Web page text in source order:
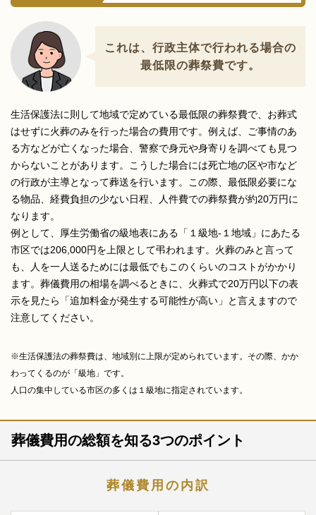
これは、行政主体で行われる場合の
最低限の葬祭費です。
生活保護法に則して地域で定めている最低限の葬祭費で、お葬式
はせずに火葬のみを行った場合の費用です。例えば、ご事情のあ
る方などが亡くなった場合、警察で身元や身寄りを調べても見つ
からないことがあります。こうした場合には死亡地の区や市など
の行政が主導となって葬送を行います。この際、最低限必要にな
る物品、経費負担の少ない日程、人件費での葬祭費が約20万円に
なります。
例として、厚生労働省の級地表にある「１級地-１地域」にあたる
市区では206,000円を上限として弔われます。火葬のみと言って
も、人を一人送るためには最低でもこのくらいのコストがかかり
ます。葬儀費用の相場を調べるときに、火葬式で20万円以下の表
示を見たら「追加料金が発生する可能性が高い」と言えますので
注意してください。
※生活保護法の葬祭費は、地域別に上限が定められています。その際、かか
わってくるのが「級地」です。
人口の集中している市区の多くは１級地に指定されています。
葬儀費用の総額を知る3つのポイント
葬儀費用の内訳